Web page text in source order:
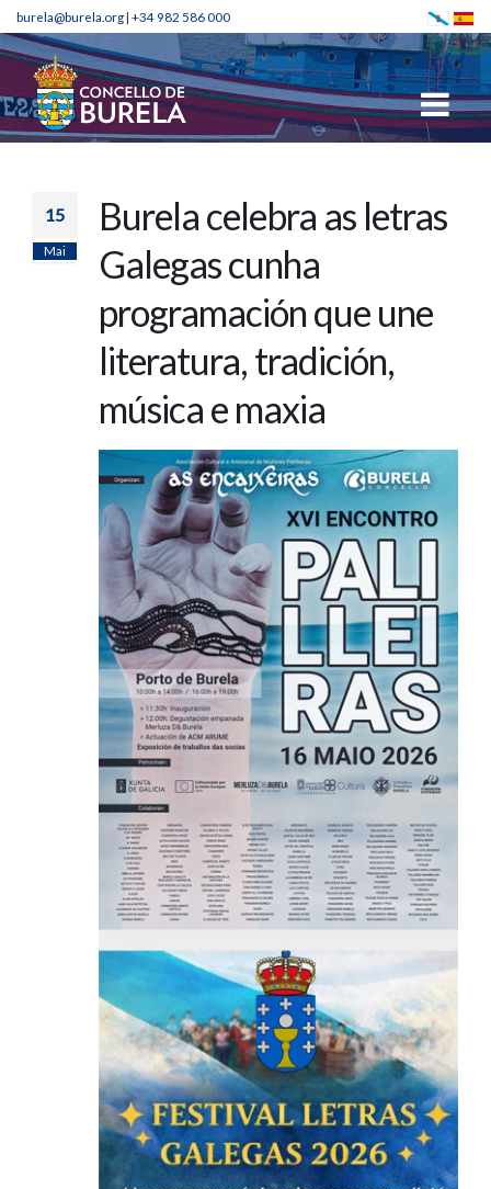
burela@burela.org| +34 982 586 000
15
Mai
Burela celebra as letras
Galegas cunha
programación que une
literatura, tradición,
música e maxia